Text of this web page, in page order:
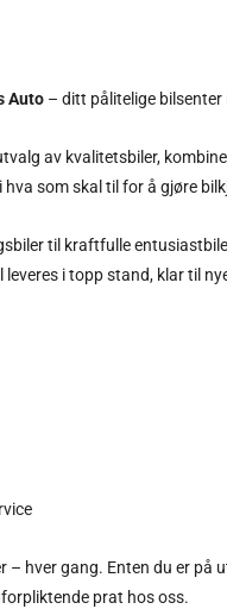
Auto – ditt pålitelige bilsenter
av kvalitetsbiler,
som skal til for å gjøre
til kraftfulle
i topp stand, klar til
– hver gang. Enten du er på
prat hos oss.